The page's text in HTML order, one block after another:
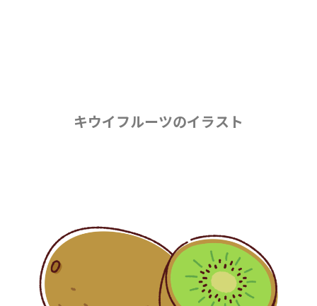
キウイフルーツのイラスト